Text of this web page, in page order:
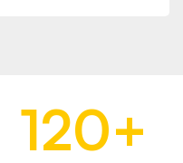
120+